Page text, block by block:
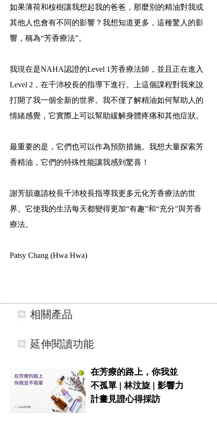
如果薄荷和桉樹讓我想起我的爸爸，那麼別的精油對我或
其他人也會有不同的影響？我想知道更多，這種驚人的影
響，稱為“芳香療法”。
我現在是NAHA認證的Level 1芳香療法師，並且正在進入
Level 2，在千沛校長的指導下進行。上這個課程對我來說
打開了我一個全新的世界。我不僅了解精油如何幫助人的
情緒感覺，它實際上可以幫助緩解身體疼痛和其他症狀。
最重要的是，它們也可以作為預防措施。我想大量探索芳
香精油，它們的特殊性能讓我感到驚喜！
謝芳韻邀請校長千沛校長指導我更多元化芳香療法的世
界。它使我的生活每天都變得更加“有趣”和“充分”與芳香
療法。
Patsy Chang (Hwa Hwa)
相關產品
延伸閱讀功能
在芳療的路上，你我並
不孤單 | 林汶旋 | 影響力
計畫見證心得採訪